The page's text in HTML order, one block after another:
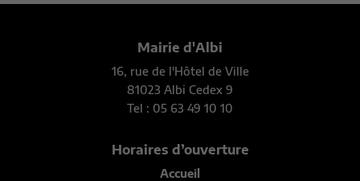
Mairie d'Albi
16, rue de l'Hôtel de Ville
81023 Albi Cedex 9
Tel : 05 63 49 10 10
Horaires d’ouverture
Accueil